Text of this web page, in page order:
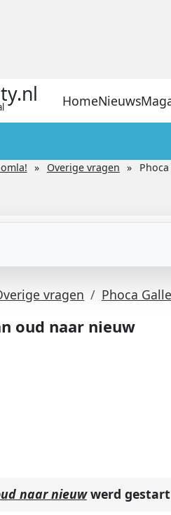
HomeNieuws
Overige vragen
vragen Phoca
oud naar nieuw
naar nieuwwerd